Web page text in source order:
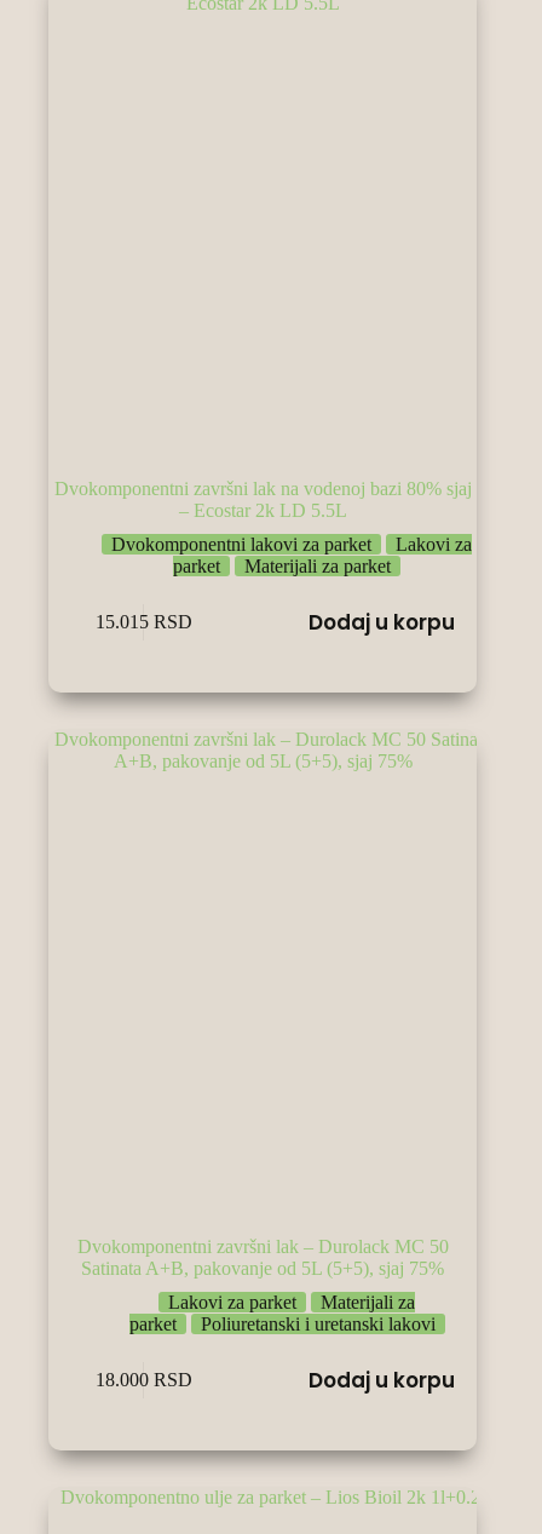
Dvokomponentni završni lak na vodenoj bazi 80% sjaj
– Ecostar 2k LD 5.5L
Dvokomponentni lakovi za parket
Lakovi za
parket
Materijali za parket
15.015 RSD Dodaj u korpu
Dvokomponentni završni lak – Durolack MC 50
Satinata A+B, pakovanje od 5L (5+5), sjaj 75%
Lakovi za parket
Materijali za
parket
Poliuretanski i uretanski lakovi
18.000 RSD Dodaj u korpu